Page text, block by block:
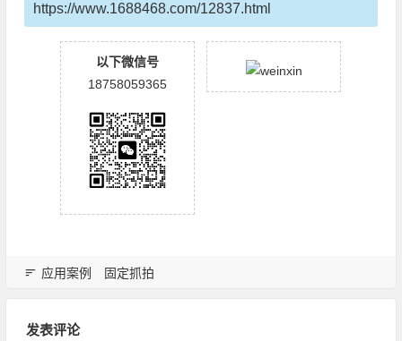
https://www.1688468.com/12837.html
以下微信号
18758059365
应用案例 固定抓拍
发表评论